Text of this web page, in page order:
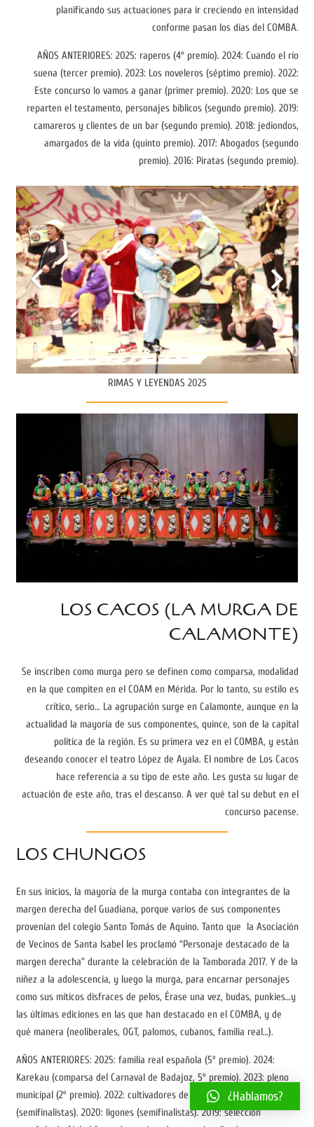
planificando sus actuaciones para ir creciendo en intensidad
conforme pasan los días del COMBA.
AÑOS ANTERIORES: 2025: raperos (4º premio). 2024: Cuando el río
suena (tercer premio). 2023: Los noveleros (séptimo premio). 2022:
Este concurso lo vamos a ganar (primer premio). 2020: Los que se
reparten el testamento, personajes bíblicos (segundo premio). 2019:
camareros y clientes de un bar (segundo premio). 2018: jediondos,
amargados de la vida (quinto premio). 2017: Abogados (segundo
premio). 2016: Piratas (segundo premio).
RIMAS Y LEYENDAS 2025
LOS CACOS (LA MURGA DE
CALAMONTE)
Se inscriben como murga pero se definen como comparsa, modalidad
en la que compiten en el COAM en Mérida. Por lo tanto, su estilo es
crítico, serio… La agrupación surge en Calamonte, aunque en la
actualidad la mayoría de sus componentes, quince, son de la capital
política de la región. Es su primera vez en el COMBA, y están
deseando conocer el teatro López de Ayala. El nombre de Los Cacos
hace referencia a su tipo de este año. Les gusta su lugar de
actuación de este año, tras el descanso. A ver qué tal su debut en el
concurso pacense.
LOS CHUNGOS
En sus inicios, la mayoría de la murga contaba con integrantes de la
margen derecha del Guadiana, porque varios de sus componentes
provenían del colegio Santo Tomás de Aquino. Tanto que la Asociación
de Vecinos de Santa Isabel les proclamó “Personaje destacado de la
margen derecha” durante la celebración de la Tamborada 2017. Y de la
niñez a la adolescencia, y luego la murga, para encarnar personajes
como sus míticos disfraces de pelos, Érase una vez, budas, punkies…y
las últimas ediciones en las que han destacado en el COMBA, y de
qué manera (neoliberales, OGT, palomos, cubanos, familia real…).
AÑOS ANTERIORES: 2025: familia real española (5º premio). 2024:
Karekau (comparsa del Carnaval de Badajoz, 5º premio). 2023: pleno
municipal (2º premio). 2022: cultivadores de plátanos en La Palma
(semifinalistas). 2020: ligones (semifinalistas). 2019: selección
¿Hablamos?